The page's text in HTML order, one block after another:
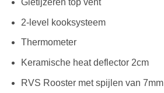
Gietijzeren top vent
2-level kooksysteem
Thermometer
Keramische heat deflector 2cm
RVS Rooster met spijlen van 7mm